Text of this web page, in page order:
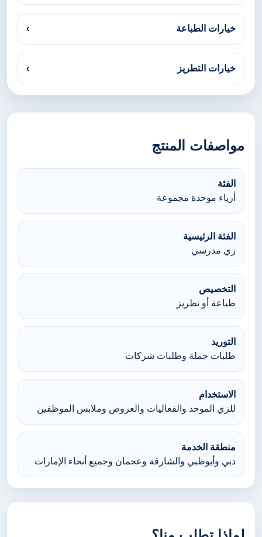
خيارات الطباعة ›
خيارات التطريز ›
مواصفات المنتج
الفئة
أزياء موحدة مجموعة
الفئة الرئيسية
زي مدرسي
التخصيص
طباعة أو تطريز
التوريد
طلبات جملة وطلبات شركات
الاستخدام
للزي الموحد والفعاليات والعروض وملابس الموظفين
منطقة الخدمة
دبي وأبوظبي والشارقة وعجمان وجميع أنحاء الإمارات